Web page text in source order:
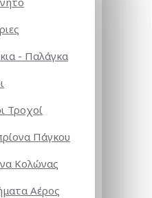
- Παλάγκα
Τροχοί
Πάγκου
Κολώνας
Αέρος